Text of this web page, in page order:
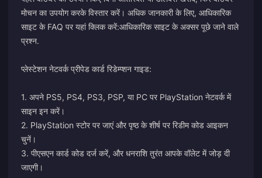
मोचन का उपयोग करके विस्तार करें। अधिक जानकारी के लिए, आधिकारिक
साइट के FAQ पर यहां क्लिक करें:आधिकारिक साइट के अक्सर पूछे जाने वाले
प्रश्न.
प्लेस्टेशन नेटवर्क प्रीपेड कार्ड रिडेम्प्शन गाइड:
1. अपने PS5, PS4, PS3, PSP, या PC पर PlayStation नेटवर्क में
साइन इन करें।
2. PlayStation स्टोर पर जाएं और पृष्ठ के शीर्ष पर रिडीम कोड आइकन
चुनें।
3. पीएसएन कार्ड कोड दर्ज करें, और धनराशि तुरंत आपके वॉलेट में जोड़ दी
जाएगी।